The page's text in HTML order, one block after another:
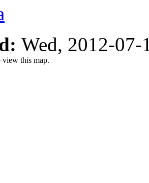
Wed, 2012-
view this map.